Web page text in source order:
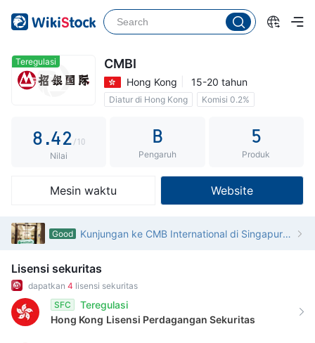
Teregulasi CMBI
Hong Kong 15-20 tahun
Diatur di Hong Kong Komisi 0.2%
3
5
6
8.
1
2
4
5
6
8
0
2
3
4
6
8
9
/10
Nilai
B
Pengaruh
5
Produk
Mesin waktu Website
Good Kunjungan ke CMB International di Singapura - Kantor Ditemukan
Lisensi sekuritas
dapatkan 4 lisensi sekuritas
SFC
Teregulasi
Hong Kong Lisensi Perdagangan Sekuritas